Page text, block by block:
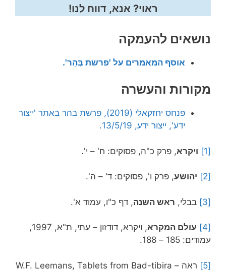
ראוי? אנא, דווח לנו!
נושאים להעמקה
אוסף המאמרים על 'פרשת בְּהַר'.
מקורות והעשרה
פנחס יחזקאלי (2019), פרשת בהר באתר 'ייצור
ידע', ייצור ידע, 13/5/19.
[1] ויקרא, פרק כ"ה, פסוקים: ח' – י'.
[2] יהושע, פרק ו', פסוקים: ד' – ה'.
[3] בבלי, ראש השנה, דף כ"ו, עמוד א'.
[4] עולם המקרא
, ויקרא, דודזון – עתי, ת"א, 1997,
עמודים: 185 – 188.
[5]
ראה – W.F. Leemans, Tablets from Bad-tibira